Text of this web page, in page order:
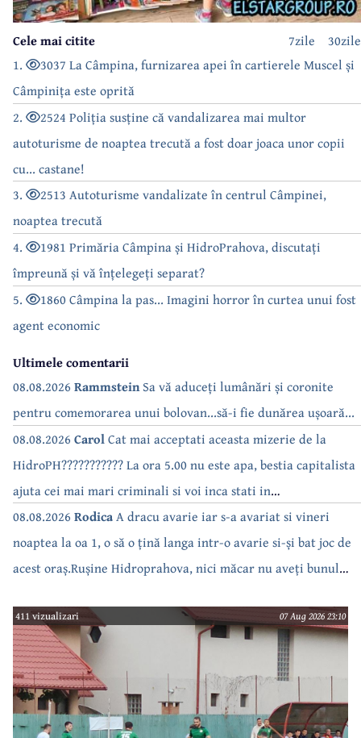
30zile
7zile
Cele mai citite
1.
3037 La Câmpina, furnizarea apei în cartierele Muscel și
Câmpinița este oprită
2.
2524 Poliția susține că vandalizarea mai multor
autoturisme de noaptea trecută a fost doar joaca unor copii
cu... castane!
3.
2513 Autoturisme vandalizate în centrul Câmpinei,
noaptea trecută
4.
1981 Primăria Câmpina și HidroPrahova, discutați
împreună și vă înțelegeți separat?
5.
1860 Câmpina la pas... Imagini horror în curtea unui fost
agent economic
Ultimele comentarii
08.08.2026 RammsteinSa vă aduceți lumânări și coronite
pentru comemorarea unui bolovan...să-i fie dunărea ușoară...
08.08.2026 CarolCat mai acceptati aceasta mizerie de la
HidroPH??????????? La ora 5.00 nu este apa, bestia capitalista
ajuta cei mai mari criminali si voi inca stati in
case???????????????
08.08.2026 RodicaA dracu avarie iar s-a avariat si vineri
noaptea la oa 1, o să o țină langa intr-o avarie si-și bat joc de
acest oraș.Rușine Hidroprahova, nici măcar nu aveți bunul
411 vizualizari 07 Aug 2026 23:10